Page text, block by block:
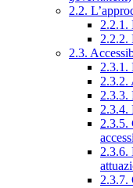
2.2.
2.2.1.
2.2.2.
2.3.
2.3.1.
2.3.2.
2.3.3.
2.3.4.
2.3.5.
2.3.6.
2.3.7.